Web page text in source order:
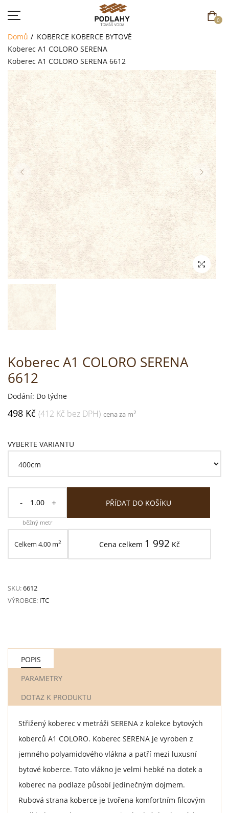
0
DOMŮ
SORTIMENT
AKCE
CENÍK
REFERENCE
SOUTĚŽ
KONTAKT
Domů KOBERCE KOBERCE BYTOVÉ
Koberec A1 COLORO SERENA
Koberec A1 COLORO SERENA 6612
Koberec A1 COLORO SERENA
6612
Dodání: Do týdne
498 Kč (412 Kč bez DPH) cena za m2
VYBERTE VARIANTU
- +
běžný metr
PŘÍDAT DO KOŠÍKU
Celkem 4.00 m2 Cena celkem 1 992 Kč
SKU:6612
VÝROBCE: ITC
POPIS
PARAMETRY
DOTAZ K PRODUKTU
Střižený koberec v metráži SERENA z kolekce bytových
koberců A1 COLORO. Koberec SERENA je vyroben z
jemného polyamidového vlákna a patří mezi luxusní
bytové koberce. Toto vlákno je velmi hebké na dotek a
koberec na podlaze působí jedinečným dojmem.
Rubová strana koberce je tvořena komfortním filcovým